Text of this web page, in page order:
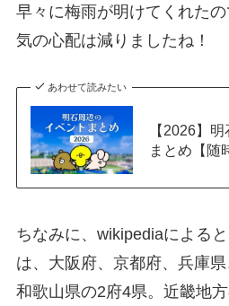
早々に梅雨が明けてくれた
気の心配は減りましたね！
あわせて読みたい
【2026】
まとめ【随
ちなみに、wikipediaによる
は、大阪府、京都府、兵庫県
和歌山県の2府4県。近畿地